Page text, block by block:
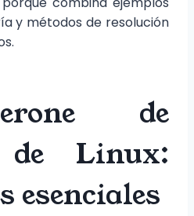
y métodos de resolución
de
Linux:
esenciales